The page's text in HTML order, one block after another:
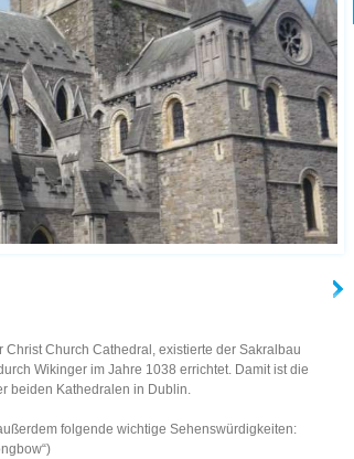
Church Cathedral, existierte der Sakralbau
Wikinger im Jahre 1038 errichtet. Damit ist die
beiden Kathedralen in Dublin.
folgende wichtige Sehenswürdigkeiten: